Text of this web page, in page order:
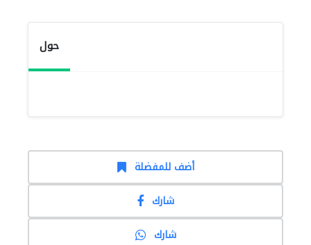
حول
أضف للمفضلة
شارك
شارك